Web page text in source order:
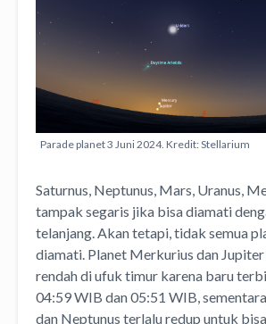
Parade planet 3 Juni 2024. Kredit: Stellarium
Saturnus, Neptunus, Mars, Uranus,
tampak segaris jika bisa diamati
telanjang. Akan tetapi, tidak semua
diamati. Planet Merkurius dan Jupiter
rendah di ufuk timur karena baru
04:59 WIB dan 05:51 WIB,
dan Neptunus terlalu redup untuk